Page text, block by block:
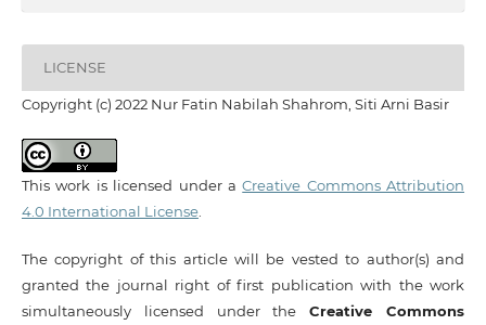
LICENSE
Copyright (c) 2022 Nur Fatin Nabilah Shahrom, Siti Arni Basir
This work is licensed under aCreative Commons Attribution
4.0 International License.
The copyright of this article will be vested to author(s) and
granted the journal right of first publication with the work
simultaneously licensed under theCreative Commons